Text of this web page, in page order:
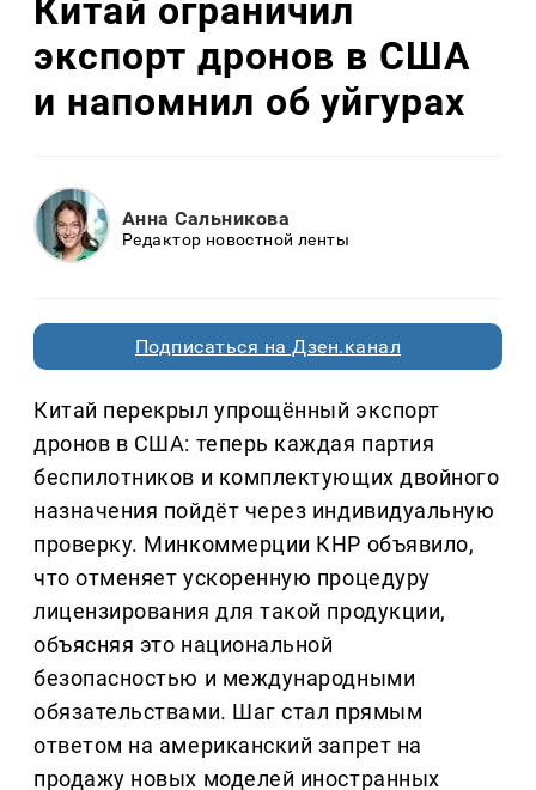
Китай ограничил
экспорт дронов в США
и напомнил об уйгурах
Анна Сальникова
Редактор новостной ленты
Подписаться на Дзен.канал
Китай перекрыл упрощённый экспорт
дронов в США: теперь каждая партия
беспилотников и комплектующих двойного
назначения пойдёт через индивидуальную
проверку. Минкоммерции КНР объявило,
что отменяет ускоренную процедуру
лицензирования для такой продукции,
объясняя это национальной
безопасностью и международными
обязательствами. Шаг стал прямым
ответом на американский запрет на
продажу новых моделей иностранных